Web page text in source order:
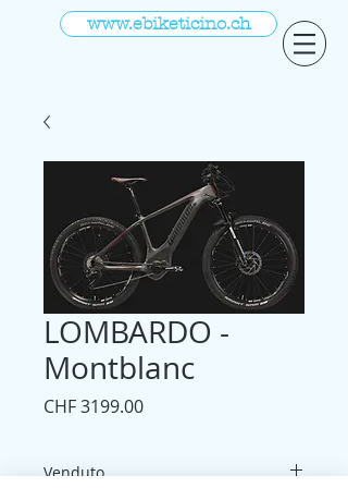
www.ebiketicino.ch
LOMBARDO -
Montblanc
CHF 3199.00Prezzo
Venduto